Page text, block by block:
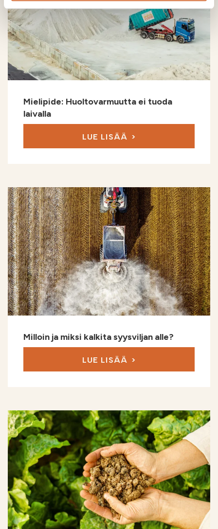
Mielipide: Huoltovarmuutta ei tuoda
laivalla
LUE LISÄÄ
Milloin ja miksi kalkita syysviljan alle?
LUE LISÄÄ